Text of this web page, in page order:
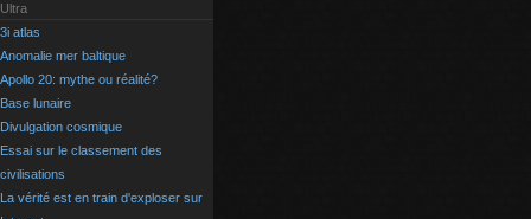
Ultra
3i atlas
Anomalie mer baltique
Apollo 20: mythe ou réalité?
Base lunaire
Divulgation cosmique
Essai sur le classement des
civilisations
La vérité est en train d'exploser sur